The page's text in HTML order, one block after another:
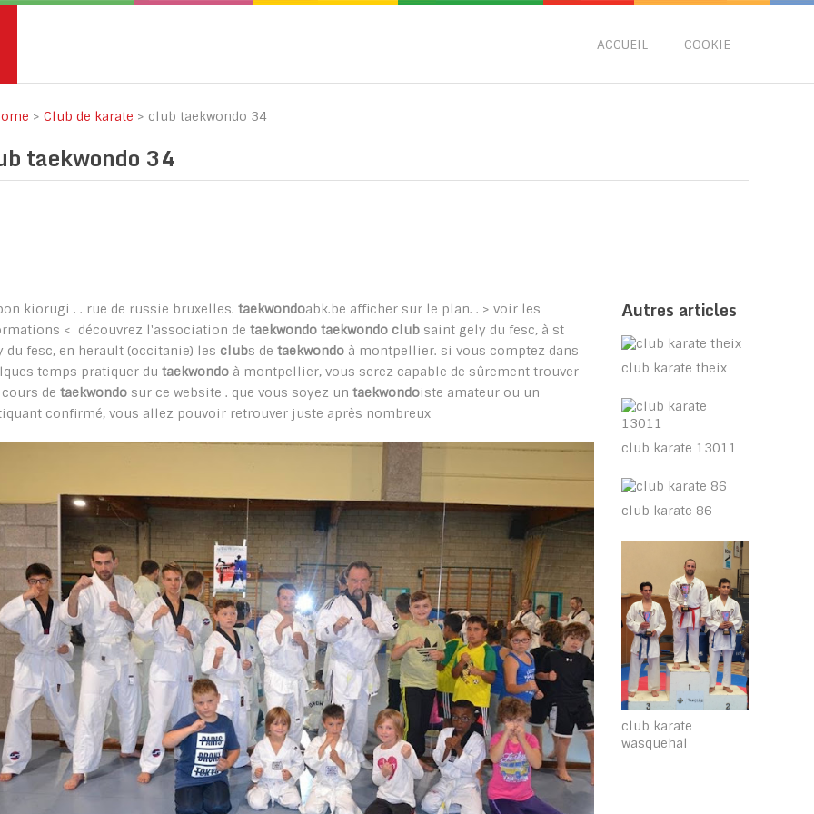
ACCUEIL COOKIE
>Club de karate > club taekwondo 34
taekwondo 34
kiorugi . . rue de russie bruxelles.taekwondoabk.be afficher sur le plan. . > voir les
< découvrez l'association detaekwondo taekwondo club saint gely du fesc, à st
du fesc, en herault (occitanie) les clubs detaekwondo à montpellier. si vous comptez dans
temps pratiquer dutaekwondo à montpellier, vous serez capable de sûrement trouver
cours detaekwondo sur ce website . que vous soyez untaekwondoiste amateur ou un
confirmé, vous allez pouvoir retrouver juste après nombreux
Autres articles
club karate theix
club karate 13011
club karate 86
club karate
wasquehal